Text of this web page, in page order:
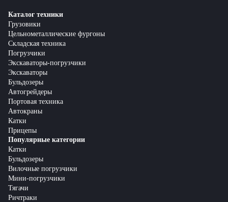
Каталог техники
Грузовики
Цельнометаллические фургоны
Складская техника
Погрузчики
Экскаваторы-погрузчики
Экскаваторы
Бульдозеры
Автогрейдеры
Портовая техника
Автокраны
Катки
Прицепы
Популярные категории
Катки
Бульдозеры
Вилочные погрузчики
Мини-погрузчики
Тягачи
Ричтраки